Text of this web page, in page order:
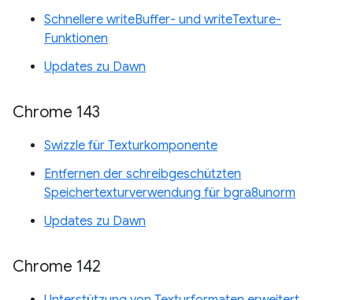
Schnellere writeBuffer- und writeTexture-
Funktionen
Updates zu Dawn
Chrome 143
Swizzle für Texturkomponente
Entfernen der schreibgeschützten
Speichertexturverwendung für bgra8unorm
Updates zu Dawn
Chrome 142